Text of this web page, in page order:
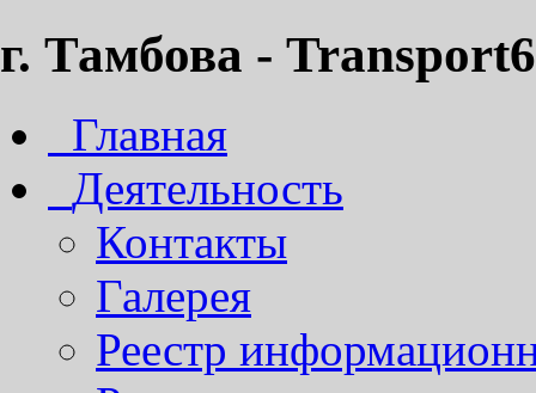
г. Тамбова -
Главная
Деятельность
Контакты
Галерея
Реестр